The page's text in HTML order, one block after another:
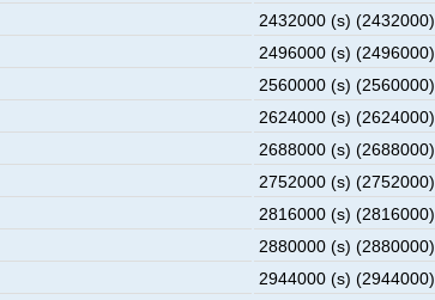
2432000 (s) (2432000)
2496000 (s) (2496000)
2560000 (s) (2560000)
2624000 (s) (2624000)
2688000 (s) (2688000)
2752000 (s) (2752000)
2816000 (s) (2816000)
2880000 (s) (2880000)
2944000 (s) (2944000)